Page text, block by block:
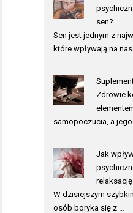
sen?
Sen jest jednym z
które wpływają na
Zdrowie
samopoczucia, a jego
Jak
relaksację
W dzisiejszym
osób boryka się z …